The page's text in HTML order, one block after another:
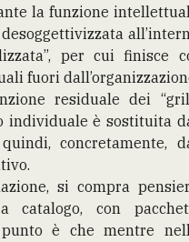
la funzione
per cui finisce
fuori
residuale dei
individuale è sostituita
quindi, concretamente,
si compra
catalogo, con
è che mentre